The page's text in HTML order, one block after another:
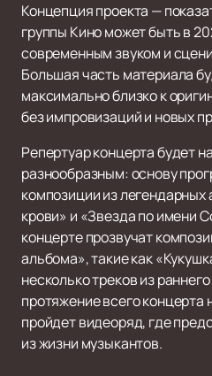
Концепция проекта —
группы Кино может быть в
современным звуком и
Большая часть материала
максимально близко к
без импровизаций и новых
Репертуар концерта будет
разнообразным: основу
композиции из легендарных
крови» и «Звезда по имени
концерте прозвучат
альбома», такие как
несколько треков из
протяжение всего концерта
пройдет видеоряд, где
из жизни музыкантов.